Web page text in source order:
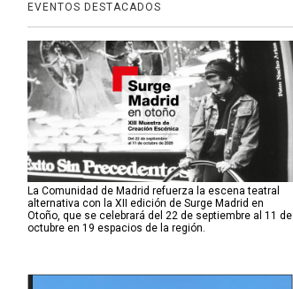
EVENTOS DESTACADOS
La Comunidad de Madrid refuerza la escena teatral
alternativa con la XII edición de Surge Madrid en
Otoño, que se celebrará del 22 de septiembre al 11 de
octubre en 19 espacios de la región.